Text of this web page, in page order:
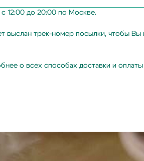
12:00 до 20:00 по Москве.
выслан трек-номер посылки, чтобы
о всех способах доставки и
Подпишитесь
на жемчужную